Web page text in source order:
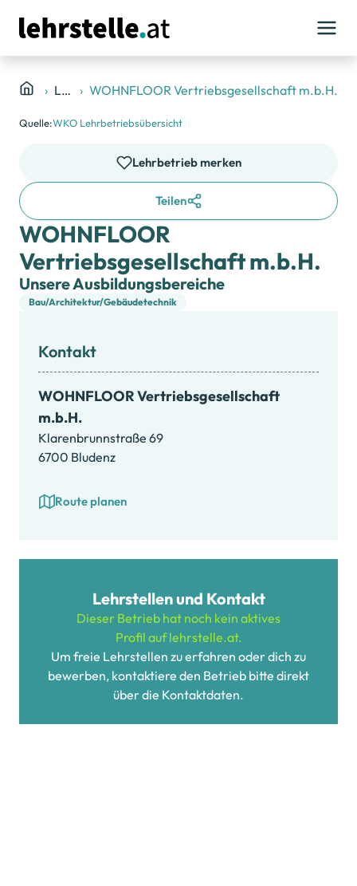
Lehrbetriebe WOHNFLOOR Vertriebsgesellschaft m.b.H.
Quelle:WKO Lehrbetriebsübersicht
Lehrbetrieb merken
Teilen
WOHNFLOOR
Vertriebsgesellschaft m.b.H.
Unsere Ausbildungsbereiche
Bau/Architektur/Gebäudetechnik
Kontakt
WOHNFLOOR Vertriebsgesellschaft
m.b.H.
Klarenbrunnstraße 69
6700 Bludenz
Route planen
Lehrstellen und Kontakt
Dieser Betrieb hat noch kein aktives
Profil auf lehrstelle.at.
Um freie Lehrstellen zu erfahren oder dich zu
bewerben, kontaktiere den Betrieb bitte direkt
über die Kontaktdaten.